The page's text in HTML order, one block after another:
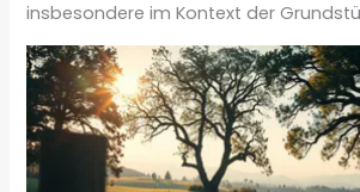
insbesondere im Kontext der